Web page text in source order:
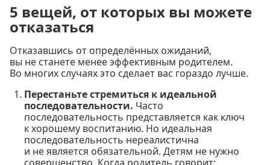
5 вещей, от которых вы можете
отказаться
Отказавшись от определённых ожиданий,
вы не станете менее эффективным родителем.
Во многих случаях это сделает вас гораздо лучше.
Перестаньте стремиться к идеальной
последовательности. Часто
последовательность представляется как ключ
к хорошему воспитанию. Но идеальная
последовательность нереалистична
и не является обязательной. Детям не нужно